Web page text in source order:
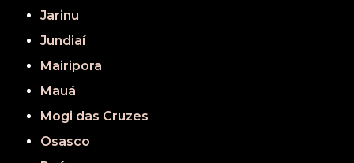
Jarinu
Jundiaí
Mairiporã
Mauá
Mogi das Cruzes
Osasco